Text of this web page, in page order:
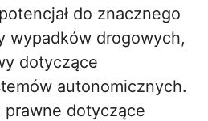
do znacznego
wypadków drogowych,
dotyczące
autonomicznych.
dotyczące